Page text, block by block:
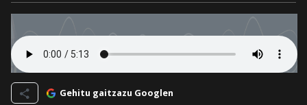
Gehitu gaitzazu Googlen